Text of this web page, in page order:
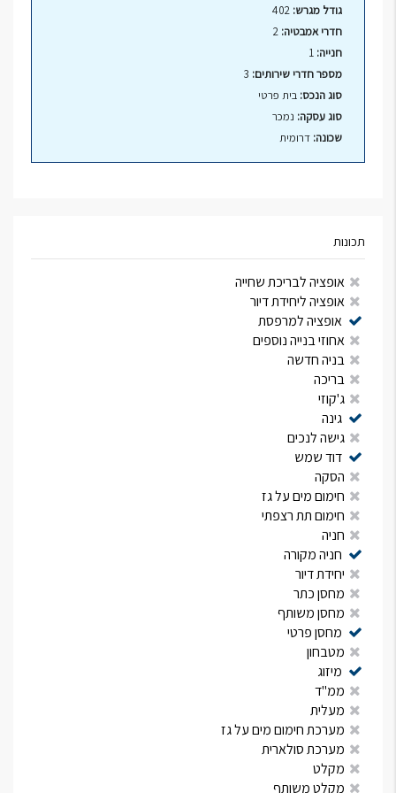
גודל מגרש:
חדרי אמבטיה:
חנייה:
מספר חדרי שירותים:
סוג הנכס: בית פרטי
סוג עסקה: נמכר
שכונה: דרומית
תכונות
אופציה לבריכת שחייה
אופציה ליחידת דיור
אופציה למרפסת
אחוזי בנייה נוספים
בניה חדשה
בריכה
ג'קוזי
גינה
גישה לנכים
דוד שמש
הסקה
חימום מים על גז
חימום תת רצפתי
חניה
חניה מקורה
יחידת דיור
מחסן כתר
מחסן משותף
מחסן פרטי
מטבחון
מיזוג
ממ"ד
מעלית
מערכת חימום מים על גז
מערכת סולארית
מקלט
מקלט משותף